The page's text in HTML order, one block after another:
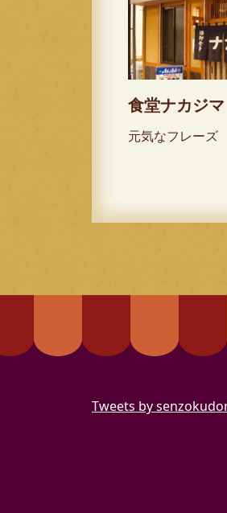
食堂ナカジマ
元気なフレーズ
Tweets by